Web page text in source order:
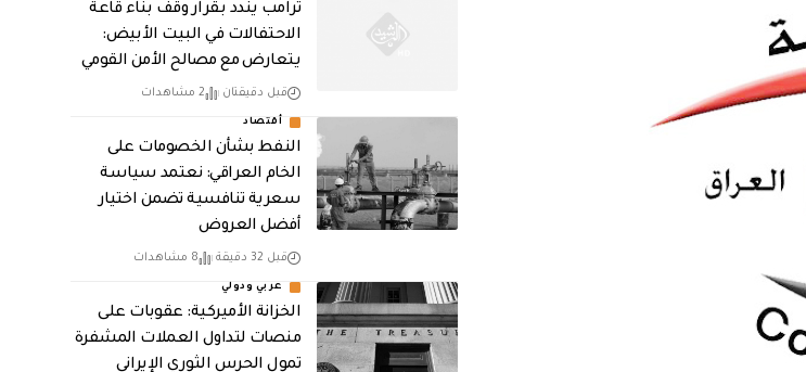
ترامب يندد بقرار وقف بناء قاعة
الاحتفالات في البيت الأبيض:
يتعارض مع مصالح الأمن القومي
قبل دقيقتان 2 مشاهدات
أقتصاد
النفط بشأن الخصومات على
الخام العراقي: نعتمد سياسة
سعرية تنافسية تضمن اختيار
أفضل العروض
قبل 32 دقيقة 8 مشاهدات
عربي ودولي
الخزانة الأميركية: عقوبات على
منصات لتداول العملات المشفرة
تمول الحرس الثوري الإيراني